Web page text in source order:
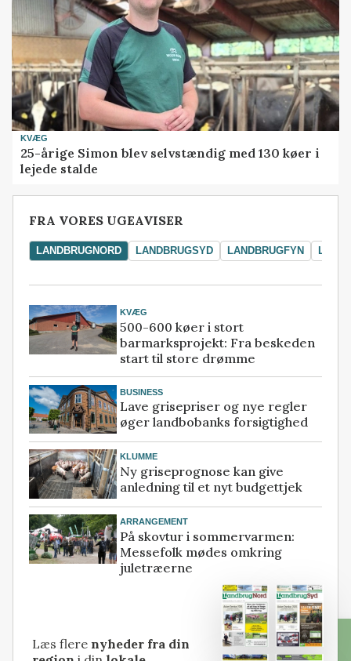
KVÆG
25-årige Simon blev selvstændig med 130 køer i
lejede stalde
FRA VORES UGEAVISER
LANDBRUGNORD LANDBRUGSYD LANDBRUGFYN
KVÆG
500-600 køer i stort
barmarksprojekt: Fra beskeden
start til store drømme
BUSINESS
Lave grisepriser og nye regler
øger landbobanks forsigtighed
KLUMME
Ny griseprognose kan give
anledning til et nyt budgettjek
ARRANGEMENT
På skovtur i sommervarmen:
Messefolk mødes omkring
juletræerne
Læs flere nyheder fra din